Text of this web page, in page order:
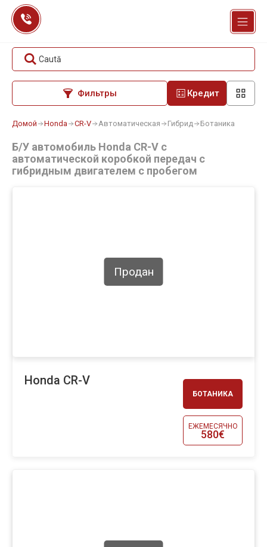
Перейти
содержанию
Caută
Фильтры Кредит
Домой Honda CR-V Автоматическая Гибрид Ботаника
Б/У автомобиль Honda CR-V с
автоматической коробкой передач с
гибридным двигателем с пробегом
БОТАНИКА
ЕЖЕМЕСЯЧНО
580€
Продан
Honda CR-V